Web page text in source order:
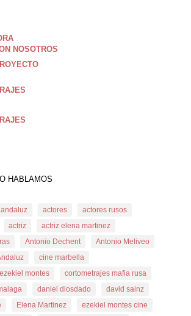
NOSOTROS
HABLAMOS
actores
actores rusos
actriz
actriz elena martinez
Antonio Dechent
Antonio Meliveo
cine marbella
montes
cortometrajes mafia rusa
daniel diosdado
david sainz
Elena Martinez
ezekiel montes cine